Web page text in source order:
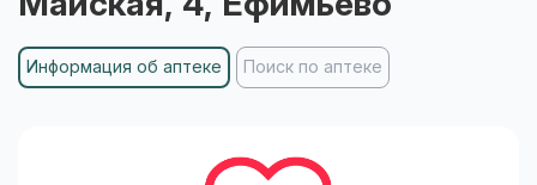
Информация об аптеке Поиск по аптеке